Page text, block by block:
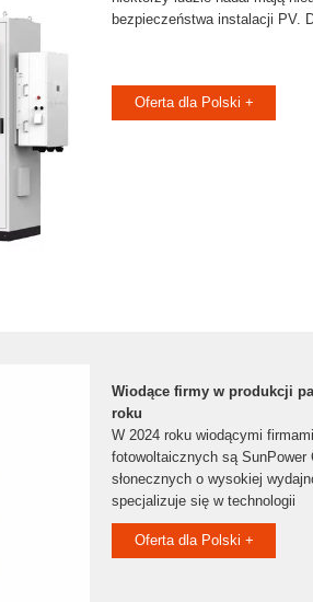
bezpieczeństwa instalacji PV.
Oferta dla Polski +
Wiodące firmy w produkcji
roku
W 2024 roku wiodącymi
fotowoltaicznych są SunPower
słonecznych o wysokiej
specjalizuje się w technologii
Oferta dla Polski +